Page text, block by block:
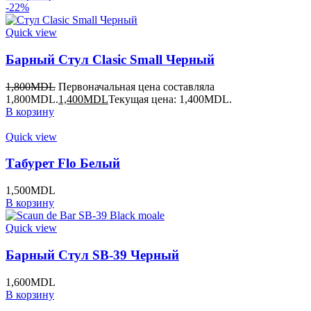
-22%
Quick view
Барный Стул Clasic Small Черный
1,800MDL Первоначальная цена составляла
1,800MDL.1,400MDLТекущая цена: 1,400MDL.
В корзину
Quick view
Табурет Flo Белый
1,500MDL
В корзину
Quick view
Барный Стул SB-39 Черный
1,600MDL
В корзину